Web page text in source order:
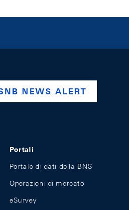
company/swiss-
www.youtube.com/
NEWS ALERT
Portali
Portale di dati della BNS
Operazioni di mercato
eSurvey